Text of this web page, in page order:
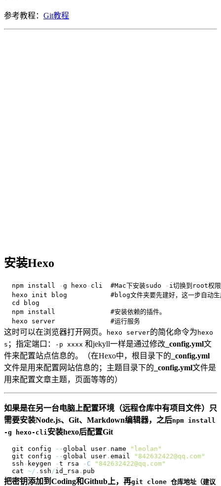
参考教程： Git教程
安装Hexo
npm install -g hexo - cli  #Mac下安装sudo -
这时可以在浏览器打开网页。 hexo server的简化命令为 hexo
s ；指定端口： -p xxxx 和jekyll一样是通过修改 _config.yml文
件来配置站点信息的。（在Hexo中，根目录下的 _config.yml
文件是用来配置网站信息的；主题目录下的 _config.yml文件是
用来配置文章主题，页面等等的）
如果是在另一台电脑上配置环境（远程仓库中有项目文件）只
需要安装Node.js、Git、Markdown编辑器，之后npm install
-g hexo-cli 安装hexo后配置Git
git config --global user . name
"leolan"
git config
--global user . email
"842632422@qq.com"
ssh - keygen -t rsa - C
"842632422@qq.com"
cat ~/ . ssh /id_rsa . pub
把密钥添加到Coding和Github上，再git clone 仓库地址（建议